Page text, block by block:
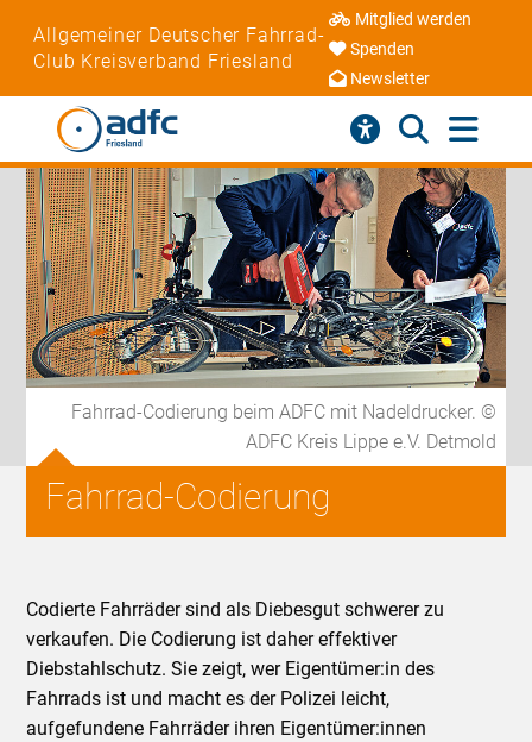
Allgemeiner Deutscher Fahrrad-
Club Kreisverband Friesland
Mitglied werden
Spenden
Newsletter
Fahrrad-Codierung beim ADFC mit Nadeldrucker. ©
ADFC Kreis Lippe e.V. Detmold
Fahrrad-Codierung
Codierte Fahrräder sind als Diebesgut schwerer zu
verkaufen. Die Codierung ist daher effektiver
Diebstahlschutz. Sie zeigt, wer Eigentümer:in des
Fahrrads ist und macht es der Polizei leicht,
aufgefundene Fahrräder ihren Eigentümer:innen